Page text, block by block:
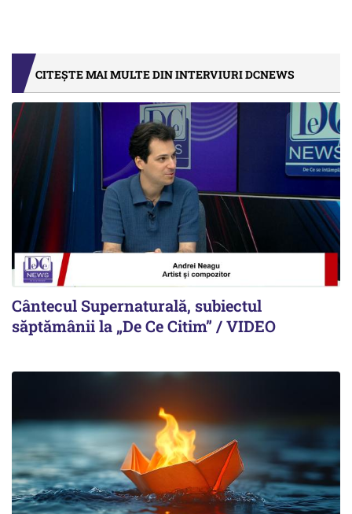
CITEȘTE MAI MULTE DIN INTERVIURI DCNEWS
Cântecul Supernaturală, subiectul
săptămânii la „De Ce Citim” / VIDEO